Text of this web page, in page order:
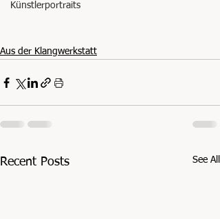
Künstlerportraits
Aus der Klangwerkstatt
Recent Posts See All